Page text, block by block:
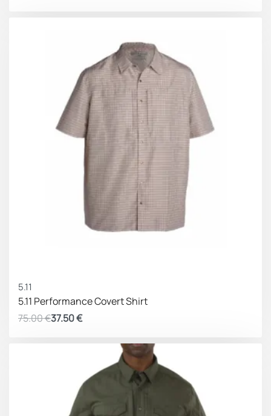
5.11
5.11 Performance Covert Shirt
75.00€37.50€